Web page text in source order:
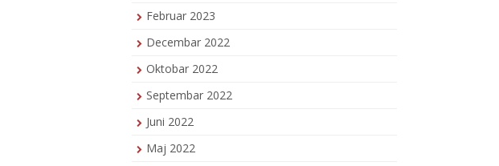
Februar 2023
Decembar 2022
Oktobar 2022
Septembar 2022
Juni 2022
Maj 2022